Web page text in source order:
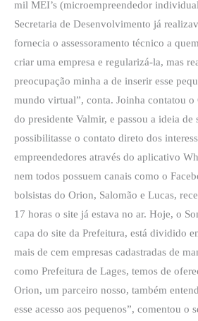
mil MEI’s (microempreendedor
Secretaria de Desenvolvimento já
fornecia o assessoramento técnico a
criar uma empresa e regularizá-la, mas
preocupação minha a de inserir esse
mundo virtual”, conta. Joinha contatou o
do presidente Valmir, e passou a ideia
possibilitasse o contato direto dos
empreendedores através do aplicativo
nem todos possuem canais como o
bolsistas do Orion, Salomão e Lucas,
17 horas o site já estava no ar. Hoje, o
capa do site da Prefeitura, está dividido
mais de cem empresas cadastradas de
como Prefeitura de Lages, temos de
Orion, um parceiro nosso, também
esse acesso aos pequenos”, comentou o